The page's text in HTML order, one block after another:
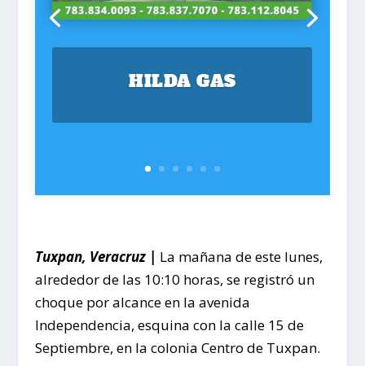
HILDA GAS
Tuxpan, Veracruz | La mañana de este lunes,
alrededor de las 10:10 horas, se registró un
choque por alcance en la avenida
Independencia, esquina con la calle 15 de
Septiembre, en la colonia Centro de Tuxpan.